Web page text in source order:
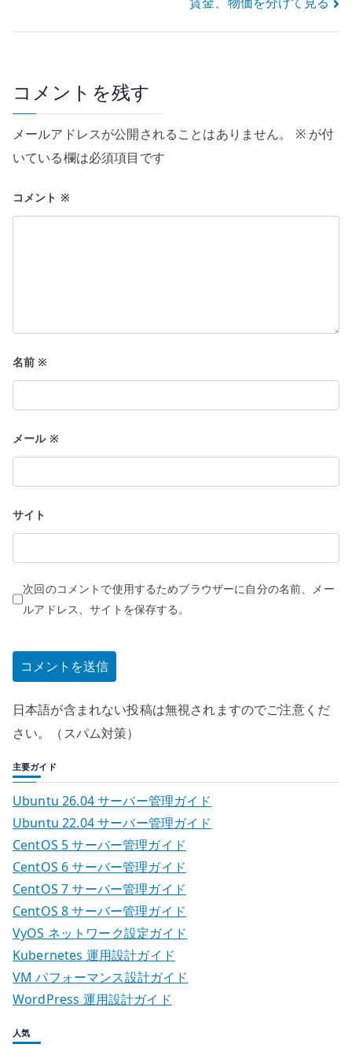
ビ
ー
シ
ョ
ン
コメントを残す
メールアドレスが公開されることはありません。 ※が付
いている欄は必須項目です
コメント ※
名前※
メール ※
サイト
次回のコメントで使用するためブラウザーに自分の名前、メー
ルアドレス、サイトを保存する。
日本語が含まれない投稿は無視されますのでご注意くだ
さい。（スパム対策）
主要ガイド
Ubuntu 26.04 サーバー管理ガイド
Ubuntu 22.04 サーバー管理ガイド
CentOS 5 サーバー管理ガイド
CentOS 6 サーバー管理ガイド
CentOS 7 サーバー管理ガイド
CentOS 8 サーバー管理ガイド
VyOS ネットワーク設定ガイド
Kubernetes 運用設計ガイド
VM パフォーマンス設計ガイド
WordPress 運用設計ガイド
人気